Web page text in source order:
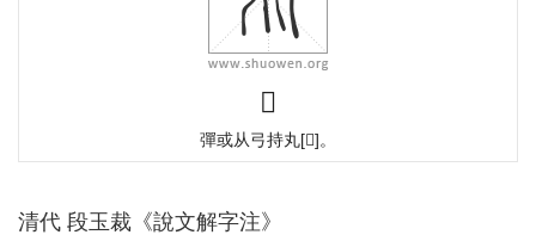
𢎫
彈或从弓持丸[𠁽]。
清代 段玉裁《說文解字注》